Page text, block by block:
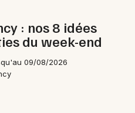
et-Moselle
: nos 8 idées
du week-end
09/08/2026